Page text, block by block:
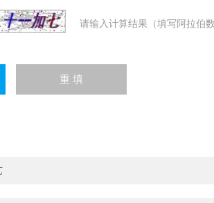
请输入计算结果（填写阿拉伯